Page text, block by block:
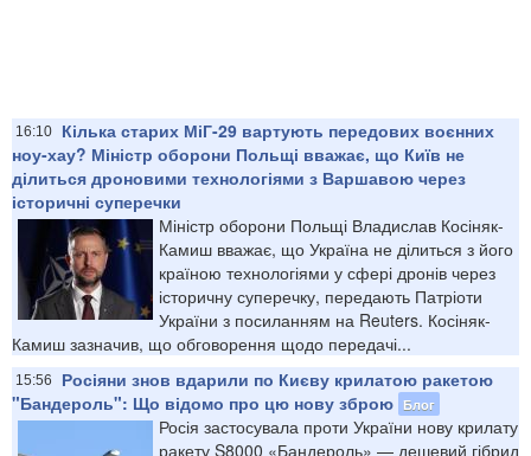
16:10
Кілька старих МіГ-29 вартують передових воєнних
ноу-хау? Міністр оборони Польщі вважає, що Київ не
ділиться дроновими технологіями з Варшавою через
історичні суперечки
Міністр оборони Польщі Владислав Косіняк-
Камиш вважає, що Україна не ділиться з його
країною технологіями у сфері дронів через
історичну суперечку, передають Патріоти
України з посиланням на Reuters. Косіняк-
Камиш зазначив, що обговорення щодо передачі...
15:56
Росіяни знов вдарили по Києву крилатою ракетою
"Бандероль": Що відомо про цю нову зброю Блог
Росія застосувала проти України нову крилату
ракету S8000 «Бандероль» — дешевий гібрид